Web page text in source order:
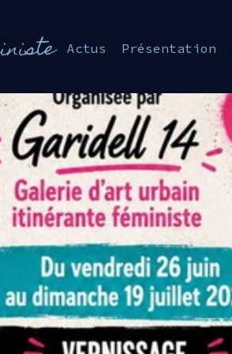
Actus Présentation